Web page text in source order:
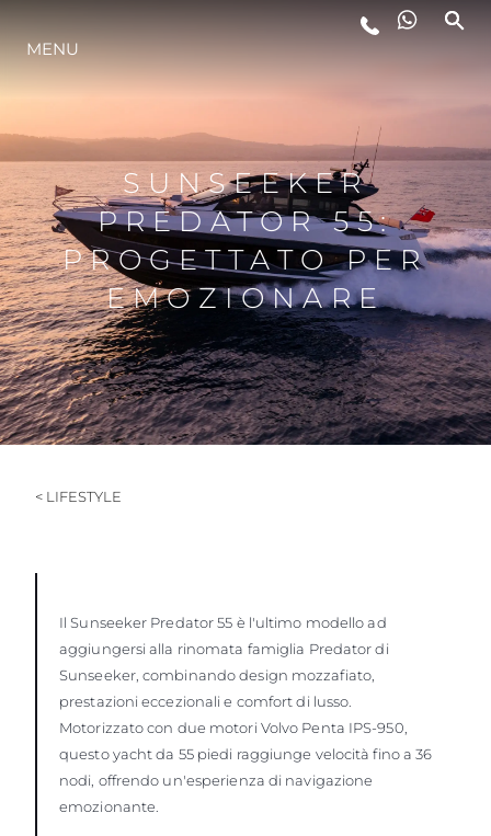
LIFESTYLE
INNOVAZIONE
L'AZIENDA
IL TEAM
HERITAGE
MENU
SUNSEEKER
PREDATOR 55:
PROGETTATO PER
EMOZIONARE
< LIFESTYLE
Il Sunseeker Predator 55 è l'ultimo modello ad
aggiungersi alla rinomata famiglia Predator di
Sunseeker, combinando design mozzafiato,
prestazioni eccezionali e comfort di lusso.
Motorizzato con due motori Volvo Penta IPS-950,
questo yacht da 55 piedi raggiunge velocità fino a 36
nodi, offrendo un'esperienza di navigazione
emozionante.